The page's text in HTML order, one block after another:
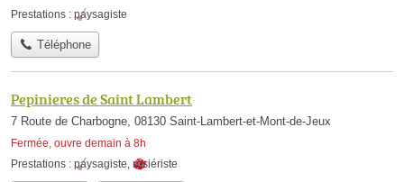
Prestations : paysagiste
Téléphone
Pepinieres de Saint Lambert
7 Route de Charbogne, 08130 Saint-Lambert-et-Mont-de-Jeux
Fermée, ouvre demain à 8h
Prestations : paysagiste rosiériste